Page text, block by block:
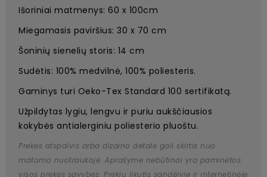
Išoriniai matmenys: 60 x 100cm
Miegamasis paviršius: 30 x 70 cm
Šoninių sienelių storis: 14 cm
Sudėtis: 100% medvilnė, 100% poliesteris.
Gaminys turi Oeko-Tex Standard 100 sertifikatą.
Užpildytas lygiu, lengvu ir puriu aukščiausios
kokybės antialerginiu poliesterio pluoštu.
Prekės atspalvis arba dizaino detalė gali skirtis nuo
matomo nuotraukoje. Aprašyme nebūtinai yra paminėtos
visos prekės savybės. Prekių likutis sandėlyje ir internetinėje